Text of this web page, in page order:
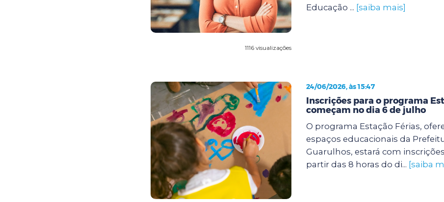
1116 visualizações
Educação ... [saiba mais]
24/06/2026, às 15:47
Inscrições para o programa
começam no dia 6 de julho
O programa Estação Férias,
espaços educacionais da
Guarulhos, estará com
partir das 8 horas do di... [saiba